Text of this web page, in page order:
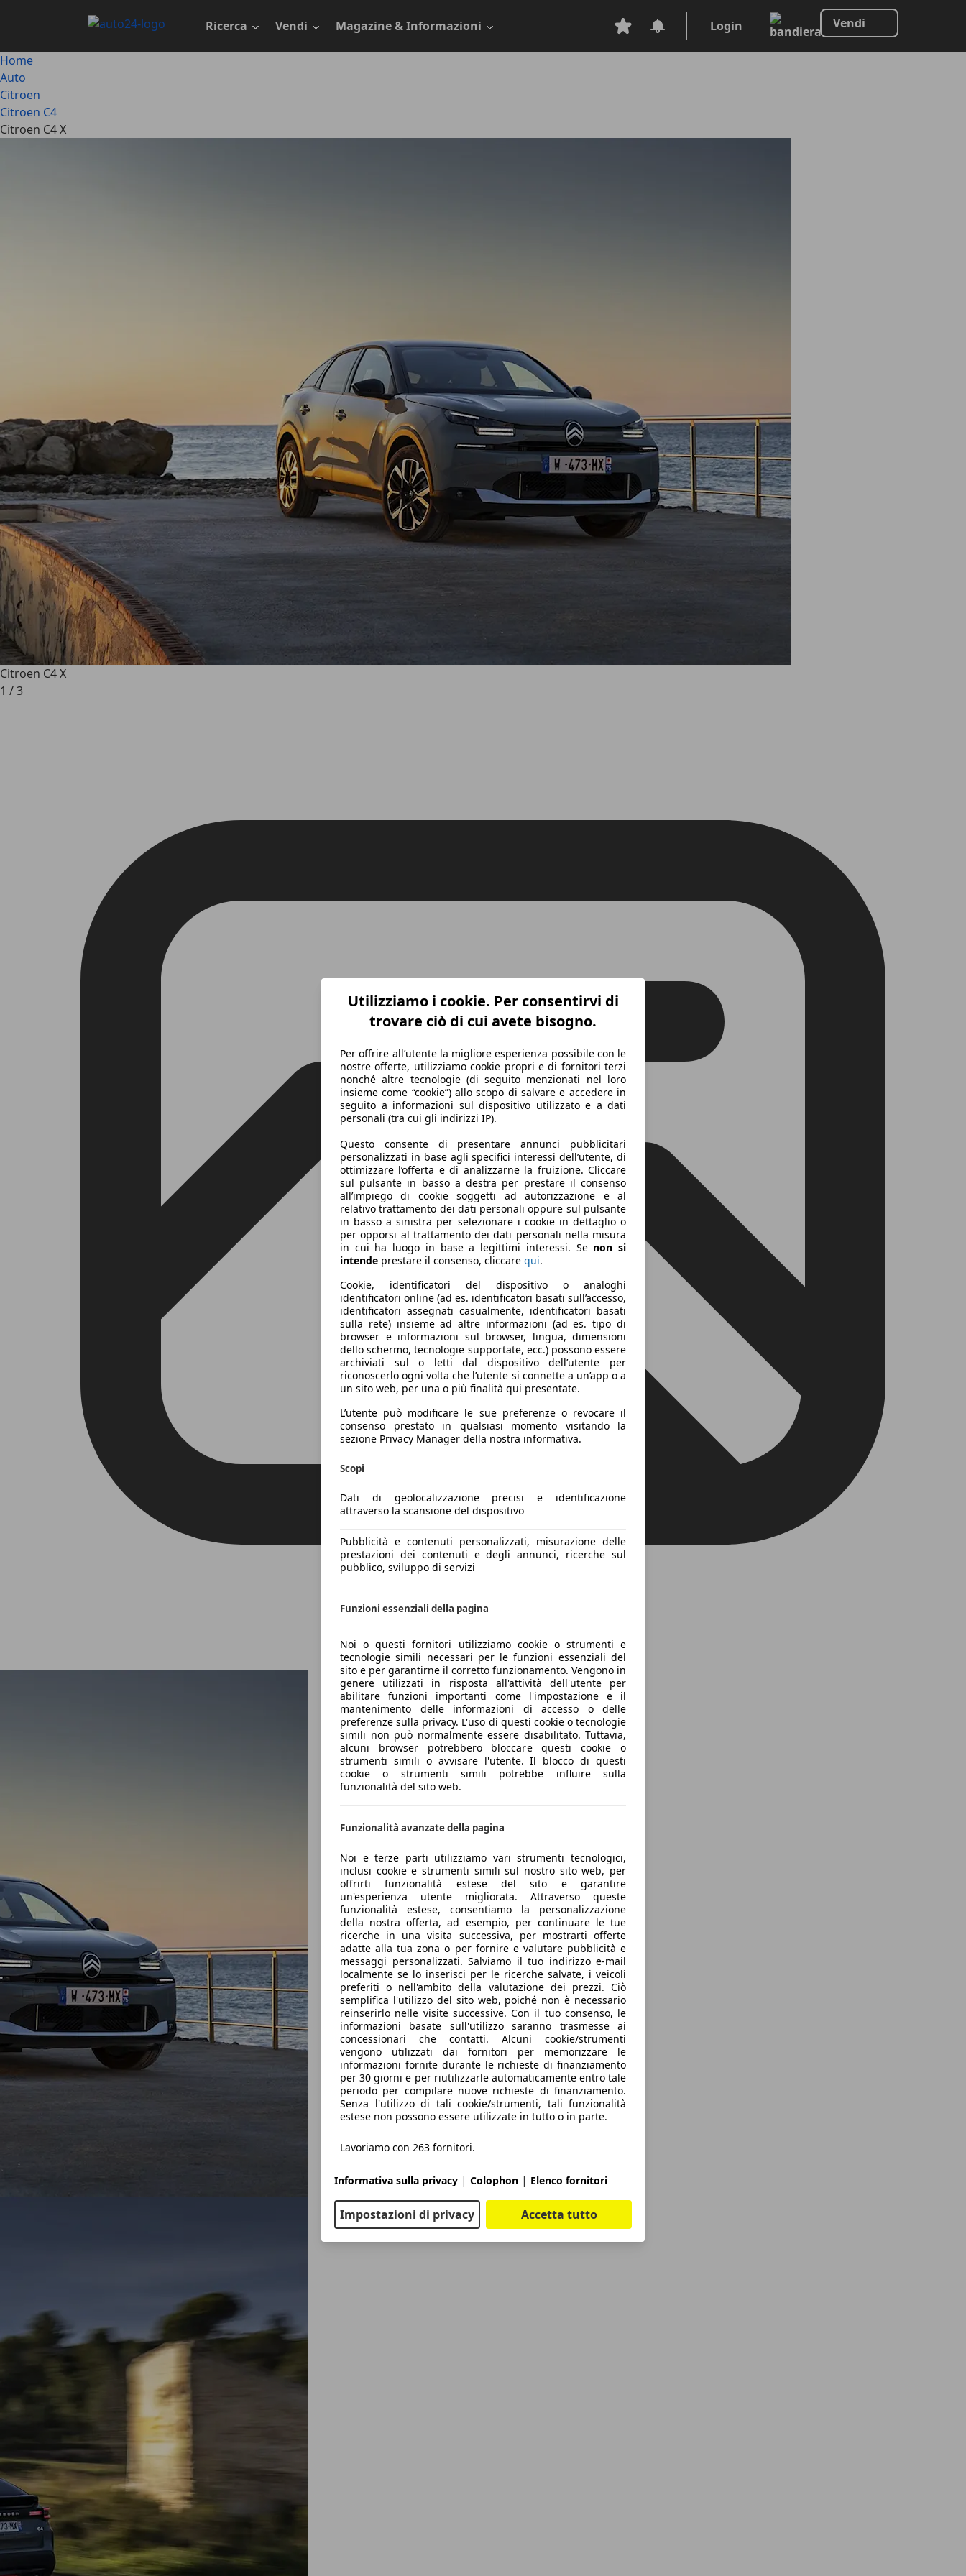
principale
Ricerca Vendi Magazine & Informazioni Login Vendi
Home
Auto
Citroen
Citroen C4
Citroen C4 X
Citroen C4 X
1 /3
Utilizziamo i cookie. Per consentirvi di
trovare ciò di cui avete bisogno.
Per offrire all’utente la migliore esperienza possibile con le
nostre offerte, utilizziamo cookie propri e di fornitori terzi
nonché altre tecnologie (di seguito menzionati nel loro
insieme come “cookie”) allo scopo di salvare e accedere in
seguito a informazioni sul dispositivo utilizzato e a dati
personali (tra cui gli indirizzi IP).
Questo consente di presentare annunci pubblicitari
personalizzati in base agli specifici interessi dell’utente, di
ottimizzare l’offerta e di analizzarne la fruizione. Cliccare
sul pulsante in basso a destra per prestare il consenso
all’impiego di cookie soggetti ad autorizzazione e al
relativo trattamento dei dati personali oppure sul pulsante
in basso a sinistra per selezionare i cookie in dettaglio o
per opporsi al trattamento dei dati personali nella misura
in cui ha luogo in base a legittimi interessi. Se non si
intende prestare il consenso, cliccare qui.
Cookie, identificatori del dispositivo o analoghi
identificatori online (ad es. identificatori basati sull’accesso,
identificatori assegnati casualmente, identificatori basati
sulla rete) insieme ad altre informazioni (ad es. tipo di
browser e informazioni sul browser, lingua, dimensioni
dello schermo, tecnologie supportate, ecc.) possono essere
archiviati sul o letti dal dispositivo dell’utente per
riconoscerlo ogni volta che l’utente si connette a un’app o a
un sito web, per una o più finalità qui presentate.
L’utente può modificare le sue preferenze o revocare il
consenso prestato in qualsiasi momento visitando la
sezione Privacy Manager della nostra informativa.
Scopi
Dati di geolocalizzazione precisi e identificazione
attraverso la scansione del dispositivo
Pubblicità e contenuti personalizzati, misurazione delle
prestazioni dei contenuti e degli annunci, ricerche sul
pubblico, sviluppo di servizi
Funzioni essenziali della pagina
Noi o questi fornitori utilizziamo cookie o strumenti e
tecnologie simili necessari per le funzioni essenziali del
sito e per garantirne il corretto funzionamento. Vengono in
genere utilizzati in risposta all'attività dell'utente per
abilitare funzioni importanti come l'impostazione e il
mantenimento delle informazioni di accesso o delle
preferenze sulla privacy. L'uso di questi cookie o tecnologie
simili non può normalmente essere disabilitato. Tuttavia,
alcuni browser potrebbero bloccare questi cookie o
strumenti simili o avvisare l'utente. Il blocco di questi
cookie o strumenti simili potrebbe influire sulla
funzionalità del sito web.
Funzionalità avanzate della pagina
Noi e terze parti utilizziamo vari strumenti tecnologici,
inclusi cookie e strumenti simili sul nostro sito web, per
offrirti funzionalità estese del sito e garantire
un'esperienza utente migliorata. Attraverso queste
funzionalità estese, consentiamo la personalizzazione
della nostra offerta, ad esempio, per continuare le tue
ricerche in una visita successiva, per mostrarti offerte
adatte alla tua zona o per fornire e valutare pubblicità e
messaggi personalizzati. Salviamo il tuo indirizzo e-mail
localmente se lo inserisci per le ricerche salvate, i veicoli
preferiti o nell'ambito della valutazione dei prezzi. Ciò
semplifica l'utilizzo del sito web, poiché non è necessario
reinserirlo nelle visite successive. Con il tuo consenso, le
informazioni basate sull'utilizzo saranno trasmesse ai
concessionari che contatti. Alcuni cookie/strumenti
vengono utilizzati dai fornitori per memorizzare le
informazioni fornite durante le richieste di finanziamento
per 30 giorni e per riutilizzarle automaticamente entro tale
periodo per compilare nuove richieste di finanziamento.
Senza l'utilizzo di tali cookie/strumenti, tali funzionalità
estese non possono essere utilizzate in tutto o in parte.
Lavoriamo con 263 fornitori.
Informativa sulla privacy | Colophon | Elenco fornitori
Impostazioni di privacy Accetta tutto